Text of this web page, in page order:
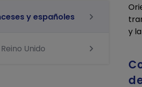
frigoríficos
y españoles
Unido
y